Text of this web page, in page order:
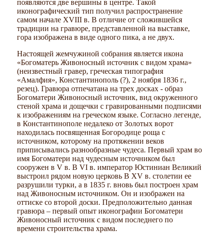
появляются две вершины в центре. Такой
иконографический тип получил распространение
самом начале XVIII в. В отличие от сложившейся
традиции на гравюре, представленной на выставке,
гора изображена в виде одного пика, а не двух.
Настоящей жемчужиной собрания является икона
«Богоматерь Живоносный источник с видом храма»
(неизвестный гравер, греческая типография
«Амалфия», Константинополь (?), 2 ноября 1836 г.,
резец). Гравюра отпечатана на трех досках - образ
Богоматери Живоносный источник, вид окруженного
стеной храма и дощечки с гравированными подписями
к изображениям на греческом языке. Согласно легенде,
в Константинополе недалеко от Золотых ворот
находилась посвященная Богородице роща с
источником, которому на протяжении веков
приписывались разнообразные чудеса. Первый храм во
имя Богоматери над чудесным источником был
сооружен в V в. В VI в. император Юстиниан Великий
выстроил рядом новую церковь В XV в. столетии ее
разрушили турки, а в 1835 г. вновь был построен храм
над Живоносным источником. Он и изображен на
оттиске со второй доски. Предположительно данная
гравюра – первый опыт иконографии Богоматери
Живоносный источник с видом последнего по
времени строительства храма.